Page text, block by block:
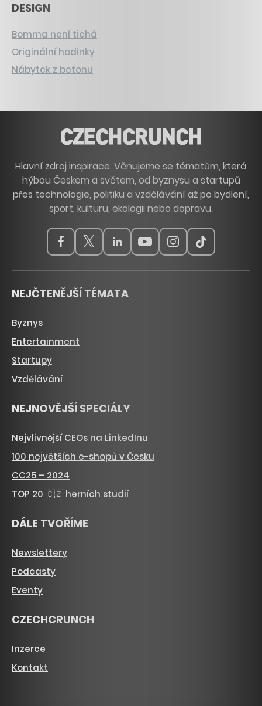
DESIGN
Bomma není tichá
Originální hodinky
Nábytek z betonu
Hlavní zdroj inspirace. Věnujeme se tématům, která
hýbou Českem a světem, od byznysu a startupů
přes technologie, politiku a vzdělávání až po bydlení,
sport, kulturu, ekologii nebo dopravu.
NEJČTENĚJŠÍ TÉMATA
Byznys
Entertainment
Startupy
Vzdělávání
NEJNOVĚJŠÍ SPECIÁLY
Nejvlivnější CEOs na LinkedInu
100 největších e-shopů v Česku
CC25 – 2024
TOP 20 🇨🇿 herních studií
DÁLE TVOŘÍME
Newslettery
Podcasty
Eventy
CZECHCRUNCH
Inzerce
Kontakt